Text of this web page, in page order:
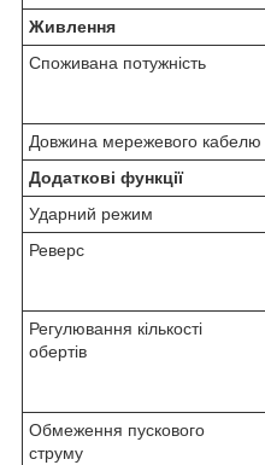
Живлення
Споживана потужність
Довжина мережевого кабелю
Додаткові функції
Ударний режим
Реверс
Регулювання кількості
обертів
Обмеження пускового
струму